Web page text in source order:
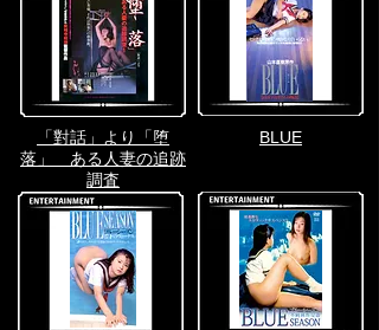
BLUE
​「對話」より「堕
落」 ある人妻の追跡
調査